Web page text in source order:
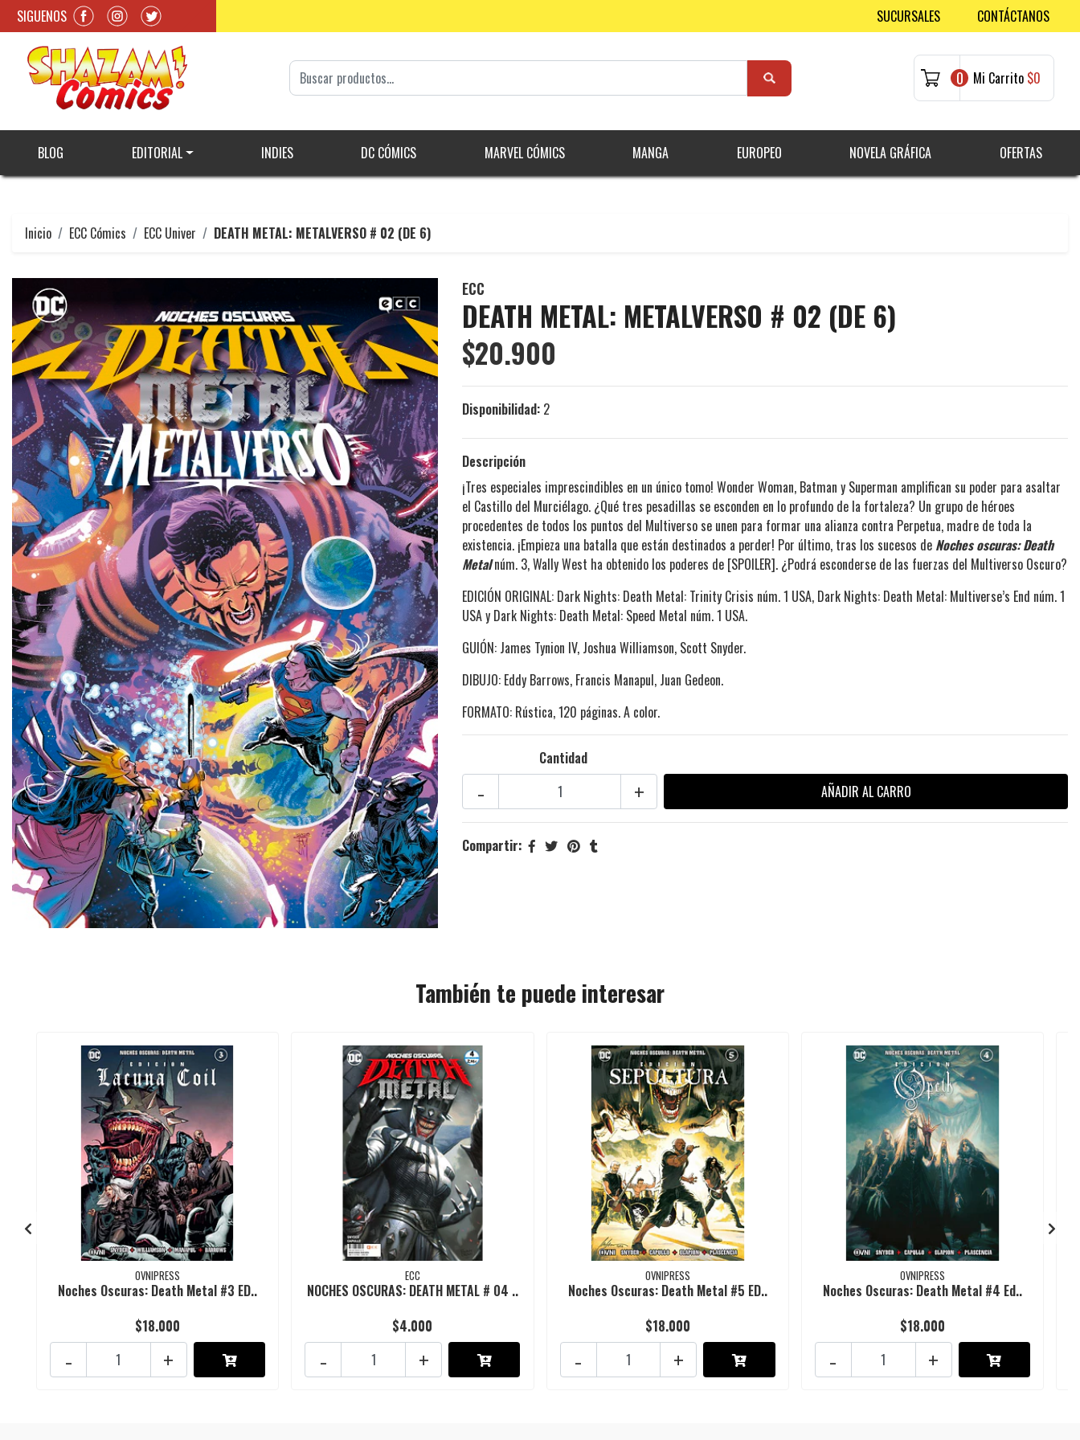
SIGUENOS SUCURSALES CONTÁCTANOS
0 Mi Carrito $0
BLOG EDITORIAL INDIES DC CÓMICS MARVEL CÓMICS MANGA EUROPEO NOVELA GRÁFICA OFERTAS
Inicio ECC Cómics ECC Univer DEATH METAL: METALVERSO # 02 (DE 6)
ECC
DEATH METAL: METALVERSO # 02 (DE 6)
$20.900
Disponibilidad: 2
Descripción
¡Tres especiales imprescindibles en un único tomo! Wonder Woman, Batman y Superman amplifican su poder para asaltar
el Castillo del Murciélago. ¿Qué tres pesadillas se esconden en lo profundo de la fortaleza? Un grupo de héroes
procedentes de todos los puntos del Multiverso se unen para formar una alianza contra Perpetua, madre de toda la
existencia. ¡Empieza una batalla que están destinados a perder! Por último, tras los sucesos de Noches oscuras: Death
Metalnúm. 3, Wally West ha obtenido los poderes de [SPOILER]. ¿Podrá esconderse de las fuerzas del Multiverso Oscuro?
EDICIÓN ORIGINAL: Dark Nights: Death Metal: Trinity Crisis núm. 1 USA, Dark Nights: Death Metal: Multiverse’s End núm. 1
USA y Dark Nights: Death Metal: Speed Metal núm. 1 USA.
GUIÓN: James Tynion IV, Joshua Williamson, Scott Snyder.
DIBUJO: Eddy Barrows, Francis Manapul, Juan Gedeon.
FORMATO: Rústica, 120 páginas. A color.
Cantidad
+
-
Compartir:
También te puede interesar
OVNIPRESS
Noches Oscuras: Death Metal #3 ED..
$18.000
+
-
ECC
NOCHES OSCURAS: DEATH METAL # 04 ..
$4.000
+
-
OVNIPRESS
Noches Oscuras: Death Metal #5 ED..
$18.000
+
-
OVNIPRESS
Noches Oscuras: Death Metal #4 Ed..
$18.000
+
-